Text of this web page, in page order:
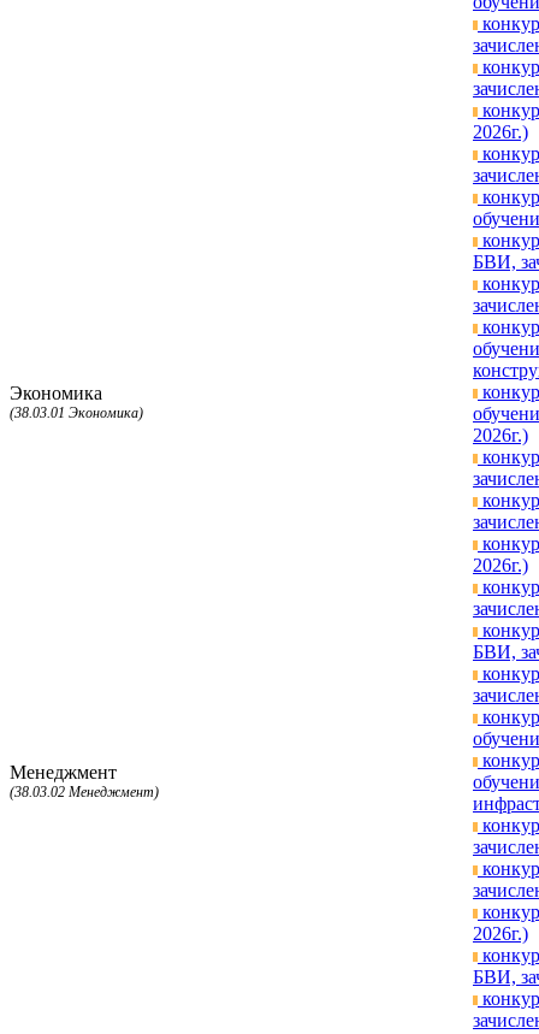
2026г.)
Экономика
(38.03.01 Экономика)
БВИ,
2026г.)
2026г.)
Менеджмент
(38.03.02 Менеджмент)
БВИ,
2026г.)
БВИ,